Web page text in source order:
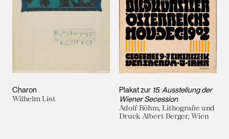
Charon
Wilhelm List
Plakat zur 15. Ausstellung der
Wiener Secession
Adolf Böhm, Lithografie und
Druck Albert Berger, Wien